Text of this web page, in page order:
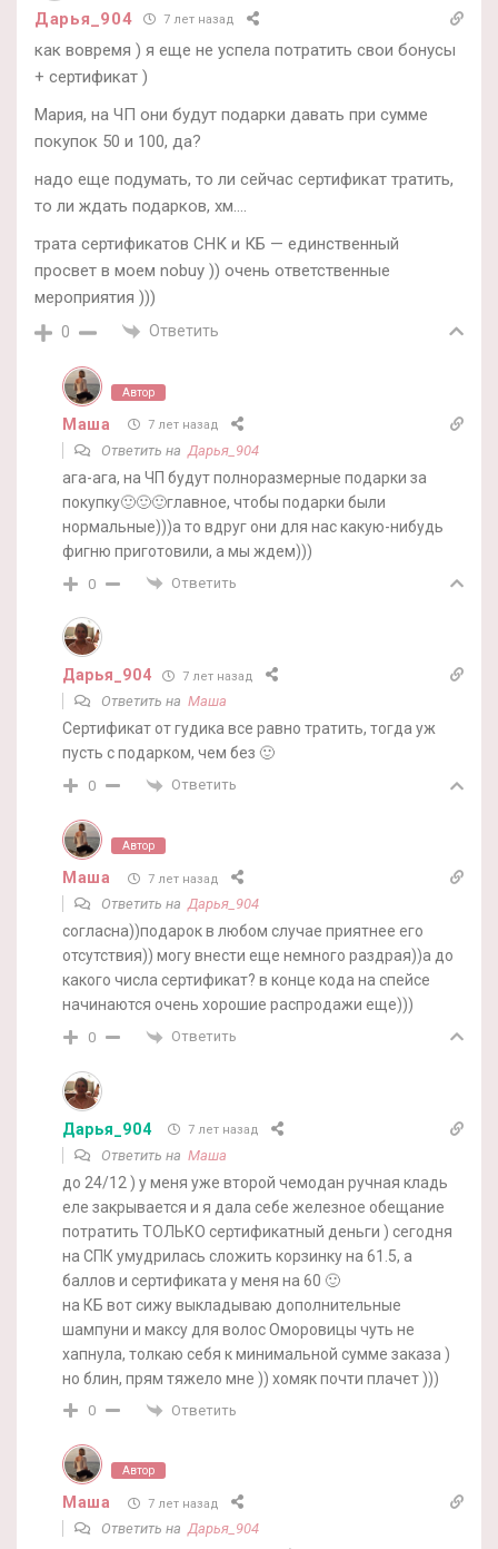
Дарья_904 7 лет назад
как вовремя ) я еще не успела потратить свои бонусы
+ сертификат )
Мария, на ЧП они будут подарки давать при сумме
покупок 50 и 100, да?
надо еще подумать, то ли сейчас сертификат тратить,
то ли ждать подарков, хм….
трата сертификатов СНК и КБ — единственный
просвет в моем nobuy )) очень ответственные
мероприятия )))
0 Ответить
Автор
Маша 7 лет назад
Ответить на Дарья_904
ага-ага, на ЧП будут полноразмерные подарки за
покупку🙂🙂🙂главное, чтобы подарки были
нормальные)))а то вдруг они для нас какую-нибудь
фигню приготовили, а мы ждем)))
0 Ответить
Дарья_904 7 лет назад
Ответить на Маша
Сертификат от гудика все равно тратить, тогда уж
пусть с подарком, чем без 🙂
0 Ответить
Автор
Маша 7 лет назад
Ответить наДарья_904
согласна))подарок в любом случае приятнее его
отсутствия)) могу внести еще немного раздрая))а до
какого числа сертификат? в конце кода на спейсе
начинаются очень хорошие распродажи еще)))
0 Ответить
Дарья_904 7 лет назад
Ответить на Маша
до 24/12 ) у меня уже второй чемодан ручная кладь
еле закрывается и я дала себе железное обещание
потратить ТОЛЬКО сертификатный деньги ) сегодня
на СПК умудрилась сложить корзинку на 61.5, а
баллов и сертификата у меня на 60 🙂
на КБ вот сижу выкладываю дополнительные
шампуни и максу для волос Оморовицы чуть не
хапнула, толкаю себя к минимальной сумме заказа )
но блин, прям тяжело мне )) хомяк почти плачет )))
0 Ответить
Автор
Маша 7 лет назад
Ответить наДарья_904